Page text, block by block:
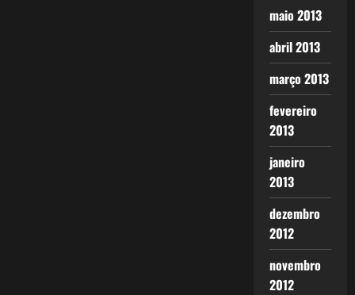
maio 2013
abril 2013
março 2013
fevereiro
2013
janeiro
2013
dezembro
2012
novembro
2012